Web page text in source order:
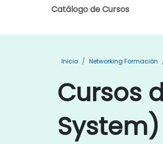
Catálogo de Cursos
Inicio Networking Formación
Cursos